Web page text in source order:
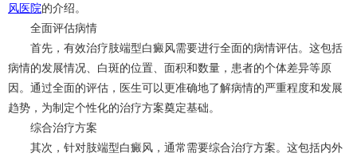
风医院的介绍。
全面评估病情
首先，有效治疗肢端型白癜风需要进行全面的病情评估。这包括
病情的发展情况、白斑的位置、面积和数量，患者的个体差异等原
因。通过全面的评估，医生可以更准确地了解病情的严重程度和发展
趋势，为制定个性化的治疗方案奠定基础。
综合治疗方案
其次，针对肢端型白癜风，通常需要综合治疗方案。这包括内外